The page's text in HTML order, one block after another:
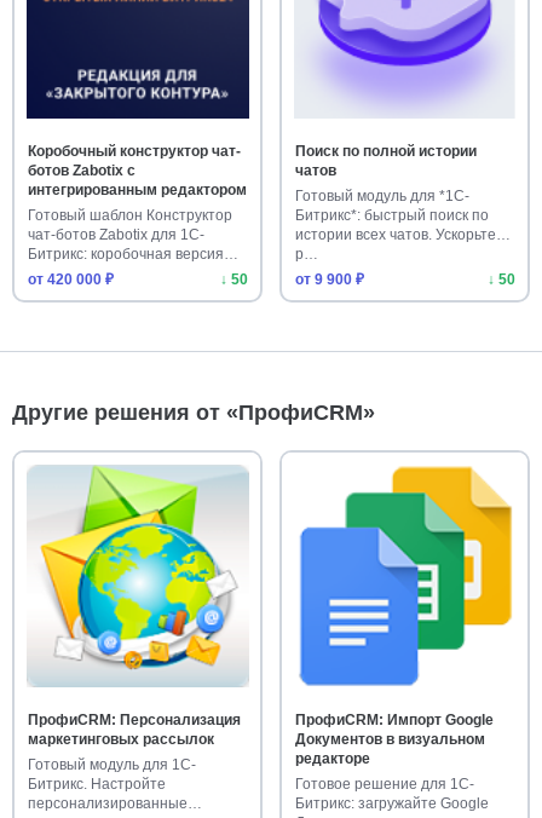
Коробочный конструктор чат-
ботов Zabotix с
интегрированным редактором
Готовый шаблон Конструктор
чат-ботов Zabotix для 1С-
Битрикс: коробочная версия
с…
от 420 000 ₽ ↓ 50
Поиск по полной истории
чатов
Готовый модуль для *1С-
Битрикс*: быстрый поиск по
истории всех чатов. Ускорьте
р…
от 9 900 ₽
↓ 50
Другие решения от «ПрофиCRM»
ПрофиCRM: Персонализация
маркетинговых рассылок
Готовый модуль для 1С-
Битрикс. Настройте
персонализированные
ПрофиCRM: Импорт Google
Документов в визуальном
редакторе
Готовое решение для 1С-
Битрикс: загружайте Google